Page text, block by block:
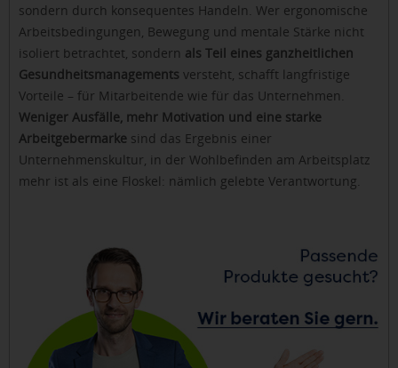
sondern durch konsequentes Handeln. Wer ergonomische
Arbeitsbedingungen, Bewegung und mentale Stärke nicht
isoliert betrachtet, sondern als Teil eines ganzheitlichen
Gesundheitsmanagements versteht, schafft langfristige
Vorteile – für Mitarbeitende wie für das Unternehmen.
Weniger Ausfälle, mehr Motivation und eine starke
Arbeitgebermarke sind das Ergebnis einer
Unternehmenskultur, in der Wohlbefinden am Arbeitsplatz
mehr ist als eine Floskel: nämlich gelebte Verantwortung.